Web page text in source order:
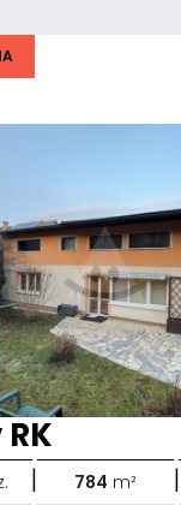
| 784 m² |